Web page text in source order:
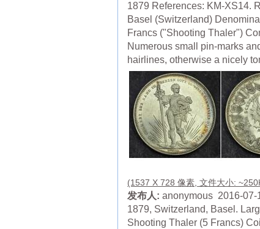
1879 References: KM-XS14.
Basel (Switzerland)
Francs ("Shooting Thaler")
Numerous small pin-marks
hairlines, otherwise a nicely
(1537 X 728 像素, 文件大小:
发布人: anonymous 2016-07-
1879, Switzerland, Basel.
Shooting Thaler (5 Francs)